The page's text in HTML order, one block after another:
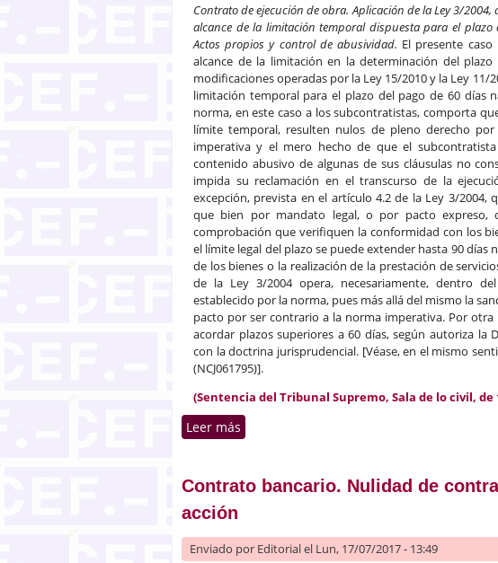
Contrato de ejecución de obra. Aplicación de la Ley 3/
alcance de la limitación temporal dispuesta para el
Actos propios y control de abusividad. El presente
alcance de la limitación en la determinación del
modificaciones operadas por la Ley 15/2010 y la Ley 11/
limitación temporal para el plazo del pago de 60 días
norma, en este caso a los subcontratistas, comporta
límite temporal, resulten nulos de pleno derecho
imperativa y el mero hecho de que el
contenido abusivo de algunas de sus cláusulas no
impida su reclamación en el transcurso de la
excepción, prevista en el artículo 4.2 de la Ley 3/
que bien por mandato legal, o por pacto expreso,
comprobación que verifiquen la conformidad con los
el límite legal del plazo se puede extender hasta 90 días
de los bienes o la realización de la prestación de
de la Ley 3/2004 opera, necesariamente, dentro
establecido por la norma, pues más allá del mismo la
pacto por ser contrario a la norma imperativa. Por
acordar plazos superiores a 60 días, según autoriza la
con la doctrina jurisprudencial. [Véase, en el mismo
(NCJ061795)].
(Sentencia del Tribunal Supremo, Sala de lo civil, de
Leer más
Contrato bancario. Nulidad de
acción
Enviado por Editorialel Lun, 17/07/2017 - 13:49